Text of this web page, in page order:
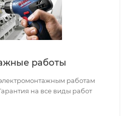
работы
работам
на все виды работ